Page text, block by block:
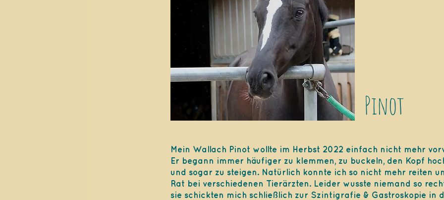
Pinot
Mein Wallach Pinot wollte im Herbst 2022 einfach nicht mehr
Er begann immer häufiger zu klemmen, zu buckeln, den Kopf
und sogar zu steigen. Natürlich konnte ich so nicht mehr reiten
Rat bei verschiedenen Tierärzten. Leider wusste niemand so
sie schickten mich schließlich zur Szintigrafie & Gastroskopie in